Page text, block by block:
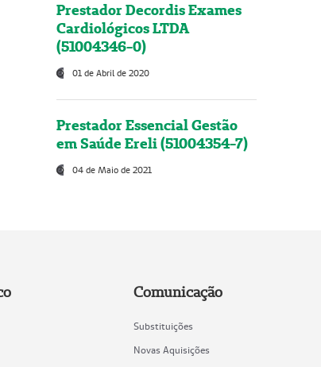
Prestador Decordis Exames
Cardiológicos LTDA
(51004346-0)
01 de Abril de 2020
Prestador Essencial Gestão
em Saúde Ereli (51004354-7)
04 de Maio de 2021
Comunicação
Substituições
Novas Aquisições